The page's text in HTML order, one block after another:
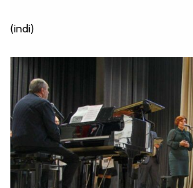
(indi)